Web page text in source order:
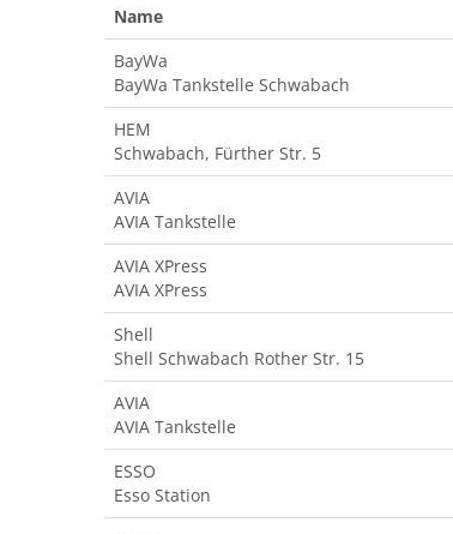
Name
BayWa
BayWa Tankstelle Schwabach
HEM
Schwabach, Fürther Str. 5
AVIA
AVIA Tankstelle
AVIA XPress
AVIA XPress
Shell
Shell Schwabach Rother Str. 15
AVIA
AVIA Tankstelle
ESSO
Esso Station